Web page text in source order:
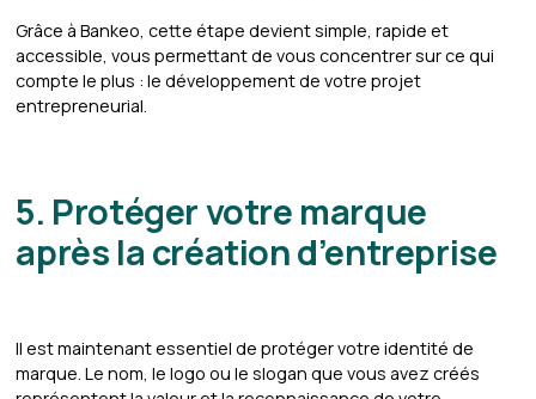
Grâce à Bankeo, cette étape devient simple, rapide et
accessible, vous permettant de vous concentrer sur ce qui
compte le plus : le développement de votre projet
entrepreneurial.
5. Protéger votre marque
après la création d’entreprise
Il est maintenant essentiel de protéger votre identité de
marque. Le nom, le logo ou le slogan que vous avez créés